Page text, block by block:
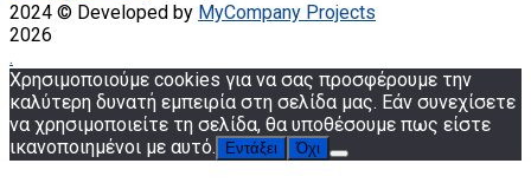
2024 © Developed by MyCompany Projects
2026
.
Χρησιμοποιούμε cookies για να σας προσφέρουμε την
καλύτερη δυνατή εμπειρία στη σελίδα μας. Εάν συνεχίσετε
να χρησιμοποιείτε τη σελίδα, θα υποθέσουμε πως είστε
ικανοποιημένοι με αυτό.
Εντάξει Όχι